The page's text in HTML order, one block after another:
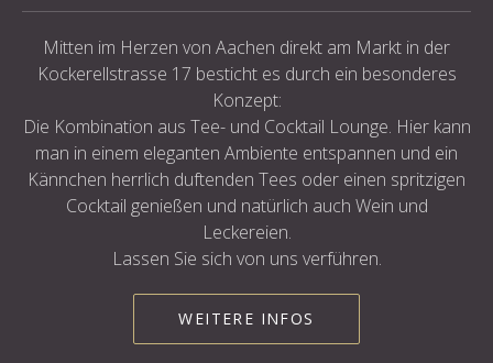
Mitten im Herzen von Aachen direkt am Markt in der
Kockerellstrasse 17 besticht es durch ein besonderes
Konzept:
Die Kombination aus Tee- und Cocktail Lounge. Hier kann
man in einem eleganten Ambiente entspannen und ein
Kännchen herrlich duftenden Tees oder einen spritzigen
Cocktail genießen und natürlich auch Wein und
Leckereien.
Lassen Sie sich von uns verführen.
WEITERE INFOS